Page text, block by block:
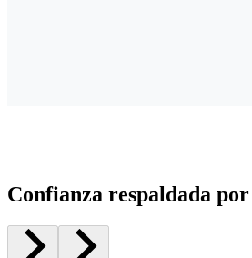
Confianza respaldada